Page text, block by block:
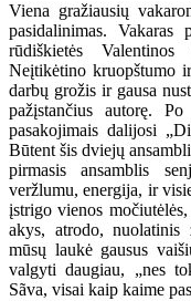
Viena gražiausių
pasidalinimas. Vakaras
rūdiškietės
Neįtikėtino kruopštumo
darbų grožis ir gausa
pažįstančius autorę.
pasakojimais dalijosi
Būtent šis dviejų
pirmasis ansamblis
veržlumu, energija, ir
įstrigo vienos
akys, atrodo,
mūsų laukė gausus
valgyti daugiau, „nes
Sãva, visai kaip kaime